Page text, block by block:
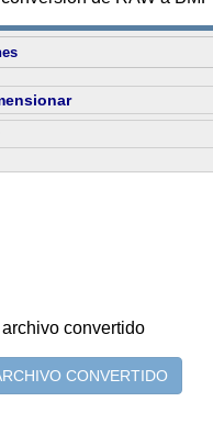
convertido
CONVERTIDO